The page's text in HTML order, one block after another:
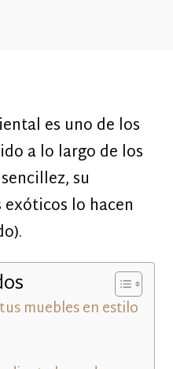
es uno de los
a lo largo de los
su
lo hacen
muebles en estilo